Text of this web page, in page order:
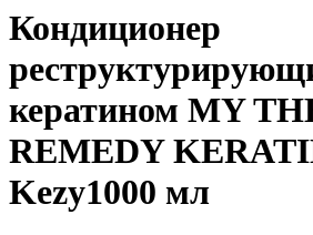
Кондиционер
кератином MY
REMEDY
Kezy1000 мл